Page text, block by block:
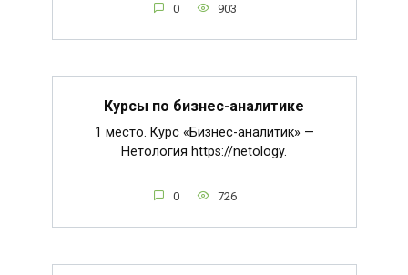
0 903
Курсы по бизнес-аналитике
1 место. Курс «Бизнес-аналитик» —
Нетология https://netology.
0 726